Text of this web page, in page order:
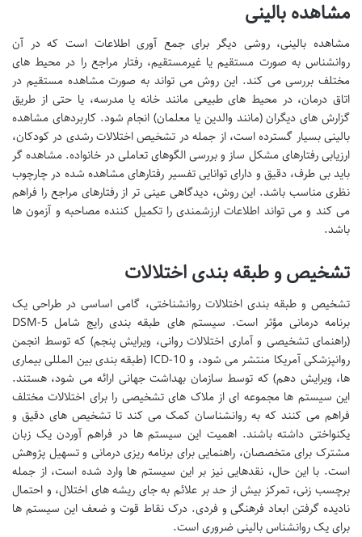
مشاهده بالینی
مشاهده بالینی، روشی دیگر برای جمع آوری اطلاعات است که در آن
روانشناس به صورت مستقیم یا غیرمستقیم، رفتار مراجع را در محیط های
مختلف بررسی می کند. این روش می تواند به صورت مشاهده مستقیم در
اتاق درمان، در محیط های طبیعی مانند خانه یا مدرسه، یا حتی از طریق
گزارش های دیگران (مانند والدین یا معلمان) انجام شود. کاربردهای مشاهده
بالینی بسیار گسترده است، از جمله در تشخیص اختلالات رشدی در کودکان،
ارزیابی رفتارهای مشکل ساز و بررسی الگوهای تعاملی در خانواده. مشاهده گر
باید بی طرف، دقیق و دارای توانایی تفسیر رفتارهای مشاهده شده در چارچوب
نظری مناسب باشد. این روش، دیدگاهی عینی تر از رفتارهای مراجع را فراهم
می کند و می تواند اطلاعات ارزشمندی را تکمیل کننده مصاحبه و آزمون ها
باشد.
تشخیص و طبقه بندی اختلالات
تشخیص و طبقه بندی اختلالات روانشناختی، گامی اساسی در طراحی یک
برنامه درمانی مؤثر است. سیستم های طبقه بندی رایج شامل DSM-5
(راهنمای تشخیصی و آماری اختلالات روانی، ویرایش پنجم) که توسط انجمن
روانپزشکی آمریکا منتشر می شود، و ICD-10 (طبقه بندی بین المللی بیماری
ها، ویرایش دهم) که توسط سازمان بهداشت جهانی ارائه می شود، هستند.
این سیستم ها مجموعه ای از ملاک های تشخیصی را برای اختلالات مختلف
فراهم می کنند که به روانشناسان کمک می کند تا تشخیص های دقیق و
یکنواختی داشته باشند. اهمیت این سیستم ها در فراهم آوردن یک زبان
مشترک برای متخصصان، راهنمایی برای برنامه ریزی درمانی و تسهیل پژوهش
است. با این حال، نقدهایی نیز بر این سیستم ها وارد شده است، از جمله
برچسب زنی، تمرکز بیش از حد بر علائم به جای ریشه های اختلال، و احتمال
نادیده گرفتن ابعاد فرهنگی و فردی. درک نقاط قوت و ضعف این سیستم ها
برای یک روانشناس بالینی ضروری است.